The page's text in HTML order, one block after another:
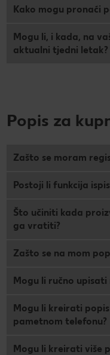
Super lato (PL)
Super poletje (SLO)
Peci s Ivanom: Otkrij
Kako mogu pronaći
Mogu li, i kada, na
aktualni tjedni letak?
Popis za
Zašto se moram
Postoji li funkcija
Što učiniti kada
ga vratiti?
Zašto se na mom
Mogu li ručno
Mogu li kreirati
pametnom telefonu?
Mogu li kreirati više